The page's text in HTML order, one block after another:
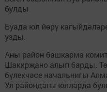
булды
Буада юл йөрү
узды.
Аны район башкарма
Шакирҗано алып барды.
бүлекчәсе начальнигы
Ул райондагы юлларда